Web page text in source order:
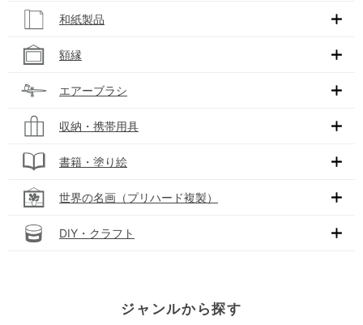
和紙製品
額縁
エアーブラシ
収納・携帯用具
書籍・塗り絵
世界の名画（プリハード複製）
DIY・クラフト
ジャンルから探す